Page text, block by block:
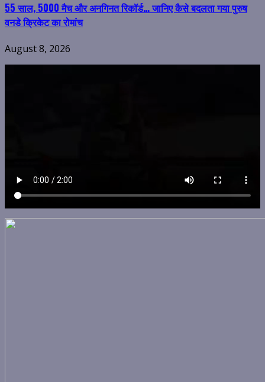
55 साल, 5000 मैच और अनगिनत रिकॉर्ड… जानिए कैसे बदलता गया पुरुष
वनडे क्रिकेट का रोमांच
August 8, 2026